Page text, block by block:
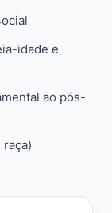
idade e
ao pós-